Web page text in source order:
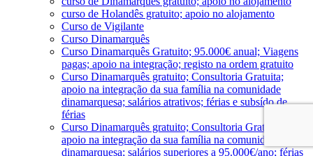
curso de Holandês gratuito; apoio no alojamento
Curso de Vigilante
Curso Dinamarquês
Curso Dinamarquês Gratuito; 95.000€ anual; Viagens
pagas; apoio na integração; registo na ordem gratuito
Curso Dinamarquês gratuito; Consultoria Gratuita;
apoio na integração da sua família na comunidade
dinamarquesa; salários atrativos; férias e subsído de
férias
Curso Dinamarquês gratuito; Consultoria Gratuita;
apoio na integração da sua família na comunidade
dinamarquesa; salários superiores a 95.000€/ano; férias